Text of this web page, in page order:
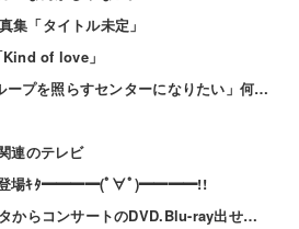
集「タイトル未定」
of love」
日向坂46 藤嶌果歩 「グループを照らすセンターになりたい」何倍もキラキラしたかほりんが降臨【坂道の...
連のテレビ
初登場ｷﾀ━━━━(ﾟ∀ﾟ)━━━━!!
【悲報】ゼスト「SKEオタからコンサートのDVD.Blu-ray出せって言われたが2千かかるしペイで...